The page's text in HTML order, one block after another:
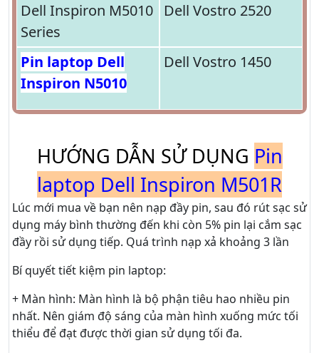
Dell Inspiron M5010
Series
Dell Vostro 2520
Pin laptop Dell
Inspiron N5010
Dell Vostro 1450
HƯỚNG DẪN SỬ DỤNG Pin
laptop Dell Inspiron M501R
Lúc mới mua về bạn nên nạp đầy pin, sau đó rút sạc sử
dụng máy bình thường đến khi còn 5% pin lại cắm sạc
đầy rồi sử dụng tiếp. Quá trình nạp xả khoảng 3 lần
Bí quyết tiết kiệm pin laptop:
+ Màn hình: Màn hình là bộ phận tiêu hao nhiều pin
nhất. Nên giám độ sáng của màn hình xuống mức tối
thiểu để đạt được thời gian sử dụng tối đa.